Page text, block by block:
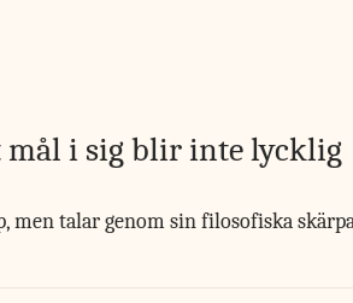
mål i sig blir inte lycklig
men talar genom sin filosofiska